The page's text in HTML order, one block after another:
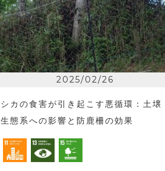
2025/02/26
シカの食害が引き起こす悪循環：土壌
生態系への影響と防鹿柵の効果